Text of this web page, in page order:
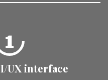
1
UX interface